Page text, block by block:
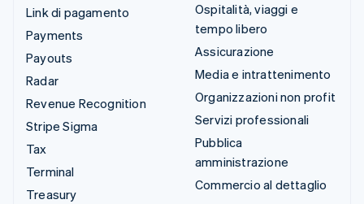
Link di pagamento
Payments
Payouts
Radar
Revenue Recognition
Stripe Sigma
Tax
Terminal
Treasury
Ospitalità, viaggi e
tempo libero
Assicurazione
Media e intrattenimento
Organizzazioni non profit
Servizi professionali
Pubblica
amministrazione
Commercio al dettaglio